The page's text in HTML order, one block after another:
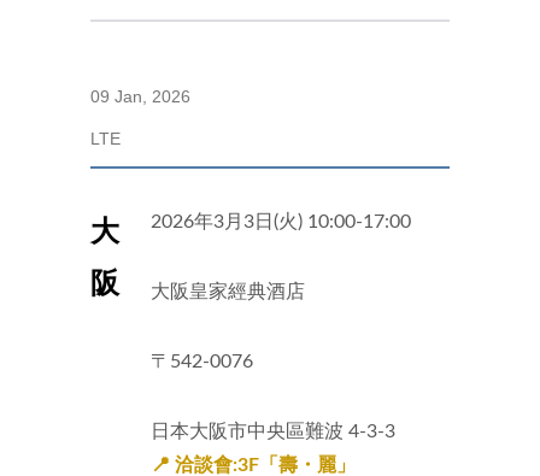
09 Jan, 2026
LTE
大
阪
2026年3月3日(火) 10:00-17:00
大阪皇家經典酒店
〒542-0076
日本大阪市中央區難波 4-3-3
📍 洽談會:3F「壽・麗」